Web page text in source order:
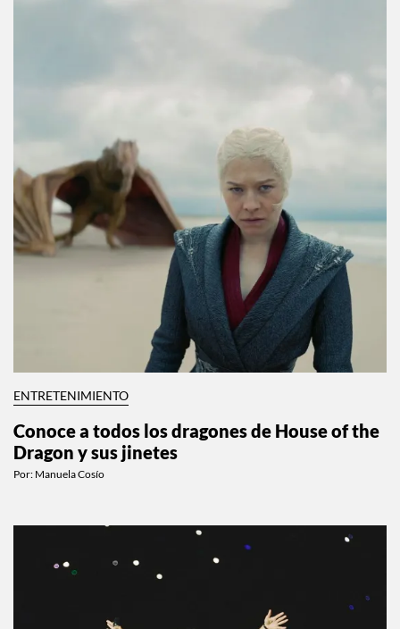
ENTRETENIMIENTO
Conoce a todos los dragones de House of the
Dragon y sus jinetes
Por: Manuela Cosío